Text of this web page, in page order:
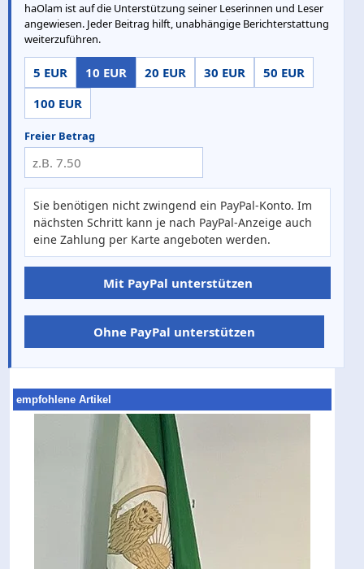
haOlam ist auf die Unterstützung seiner Leserinnen und Leser
angewiesen. Jeder Beitrag hilft, unabhängige Berichterstattung
weiterzuführen.
5 EUR 10 EUR 20 EUR 30 EUR
50 EUR
100 EUR
Freier Betrag
Sie benötigen nicht zwingend ein PayPal-Konto. Im
nächsten Schritt kann je nach PayPal-Anzeige auch
eine Zahlung per Karte angeboten werden.
Mit PayPal unterstützen
Ohne PayPal unterstützen
empfohlene Artikel